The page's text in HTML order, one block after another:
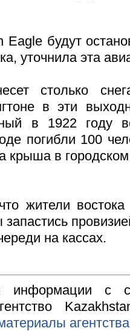
будут
уточнила эта
столько
в эти
в 1922 году
погибли 100
крыша в
жители
на кассах.
информации с